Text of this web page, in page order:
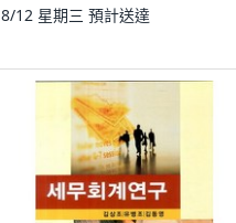
8/12 星期三 預計送達